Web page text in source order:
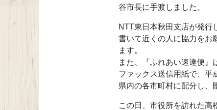
谷市長に手渡しました。
NTT東日本秋田支店が発行
書いて近くの人に協力をお
ます。
また、『ふれあい速達便
ファックス送信用紙で、平
県内の各市町村に配分し、
この日、市役所を訪れた高